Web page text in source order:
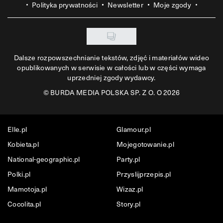
Polityka prywatności
Newsletter Moje zgody
Dalsze rozpowszechnianie tekstów, zdjęć i materiałów wideo
opublikowanych w serwisie w całości lub w części wymaga
uprzedniej zgody wydawcy.
©BURDA MEDIA POLSKA SP. Z O. O 2026
Elle.pl
Glamour.pl
Kobieta.pl
Mojegotowanie.pl
National-geographic.pl
Party.pl
Polki.pl
Przyslijprzepis.pl
Mamotoja.pl
Wizaz.pl
Cocolita.pl
Story.pl